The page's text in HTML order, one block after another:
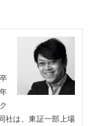
社は、東証一部上場